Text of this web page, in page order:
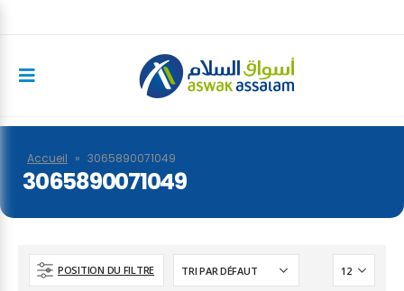
Accueil » 3065890071049
3065890071049
POSITION DU FILTRE